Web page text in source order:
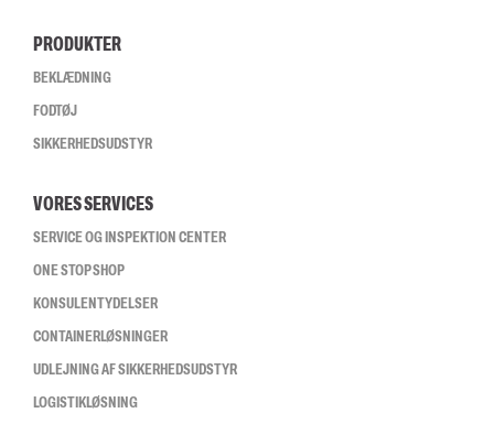
PRODUKTER
BEKLÆDNING
FODTØJ
SIKKERHEDSUDSTYR
VORES SERVICES
SERVICE OG INSPEKTION CENTER
ONE STOP SHOP
KONSULENTYDELSER
CONTAINERLØSNINGER
UDLEJNING AF SIKKERHEDSUDSTYR
LOGISTIKLØSNING